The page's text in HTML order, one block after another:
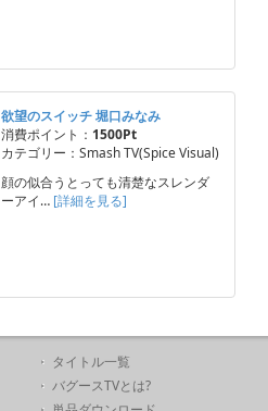
欲望のスイッチ 堀口みなみ
消費ポイント： 1500Pt
カテゴリー：Smash TV(Spice Visual)
顔の似合うとっても清楚なスレンダ
ーアイ… [詳細を見る]
タイトル一覧
バグースTVとは?